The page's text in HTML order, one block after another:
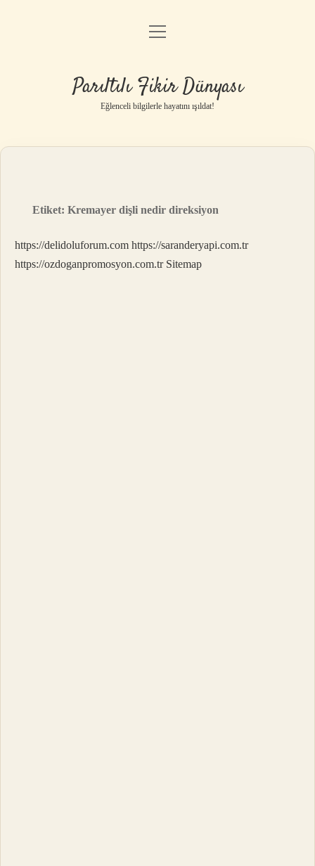
Anasayfa
Yasal Uyarı
menüyü
Parıltılı Fikir Dünyası
Eğlenceli bilgilerle hayatını ışıldat!
Etiket:Kremayer dişli nedir direksiyon
https://delidoluforum.com https://saranderyapi.com.tr
https://ozdoganpromosyon.com.tr Sitemap